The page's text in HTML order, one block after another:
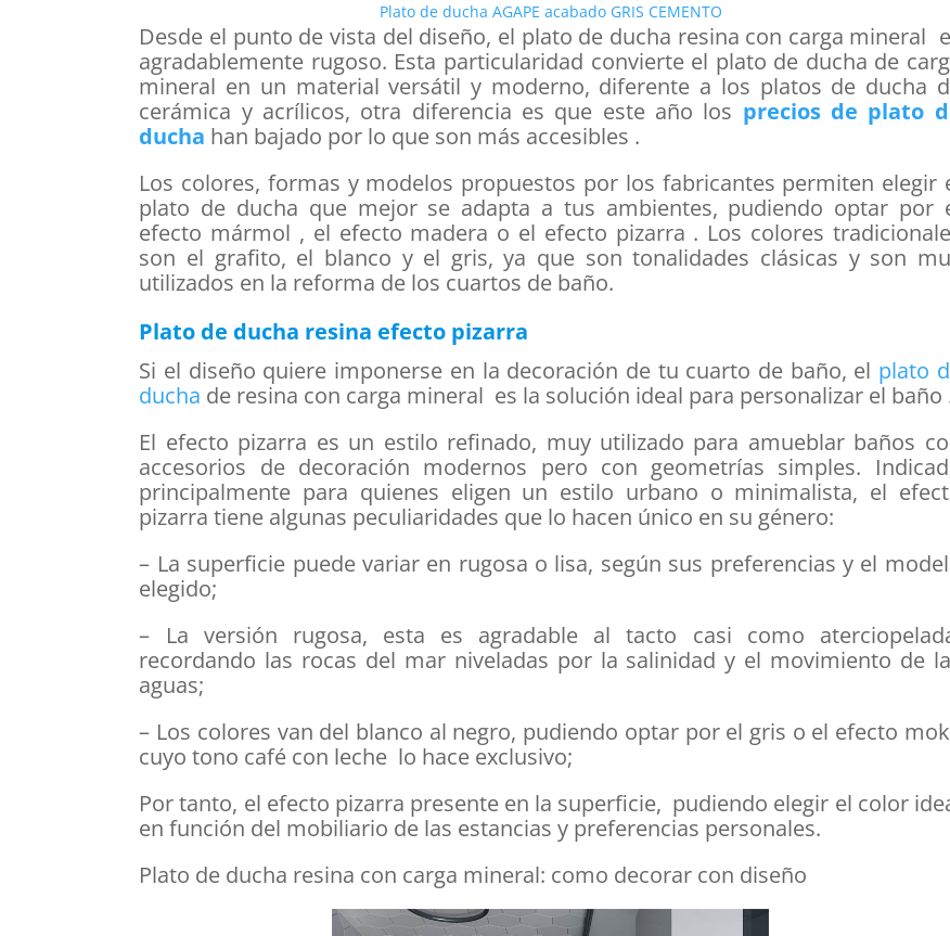
Plato de ducha AGAPE acabado GRIS CEMENTO
Desde el punto de vista del diseño, el plato de ducha resina con carga mineral
agradablemente rugoso. Esta particularidad convierte el plato de ducha de
mineral en un material versátil y moderno, diferente a los platos de ducha
cerámica y acrílicos, otra diferencia es que este año los precios de plato
ducha han bajado por lo que son más accesibles .
Los colores, formas y modelos propuestos por los fabricantes permiten elegir
plato de ducha que mejor se adapta a tus ambientes, pudiendo optar por
efecto mármol , el efecto madera o el efecto pizarra . Los colores
son el grafito, el blanco y el gris, ya que son tonalidades clásicas y son
utilizados en la reforma de los cuartos de baño.
Plato de ducha resina efecto pizarra
Si el diseño quiere imponerse en la decoración de tu cuarto de baño, el plato
ducha de resina con carga mineral es la solución ideal para personalizar el baño
El efecto pizarra es un estilo refinado, muy utilizado para amueblar baños
accesorios de decoración modernos pero con geometrías simples.
principalmente para quienes eligen un estilo urbano o minimalista, el
pizarra tiene algunas peculiaridades que lo hacen único en su género:
– La superficie puede variar en rugosa o lisa, según sus preferencias y el
elegido;
– La versión rugosa, esta es agradable al tacto casi como
recordando las rocas del mar niveladas por la salinidad y el movimiento de
aguas;
– Los colores van del blanco al negro, pudiendo optar por el gris o el efecto
cuyo tono café con leche lo hace exclusivo;
Por tanto, el efecto pizarra presente en la superficie, pudiendo elegir el color
en función del mobiliario de las estancias y preferencias personales.
Plato de ducha resina con carga mineral: como decorar con diseño